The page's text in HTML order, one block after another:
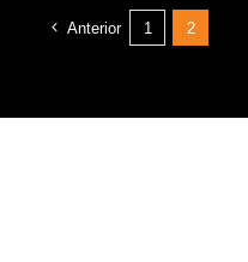
Anterior 1 2